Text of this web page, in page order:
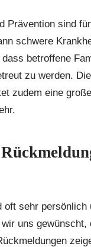
Prävention sind
schwere
betroffene
zu werden.
zudem eine
sehr
uns